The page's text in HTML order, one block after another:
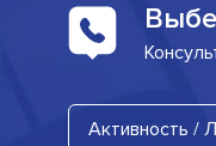
Активность /